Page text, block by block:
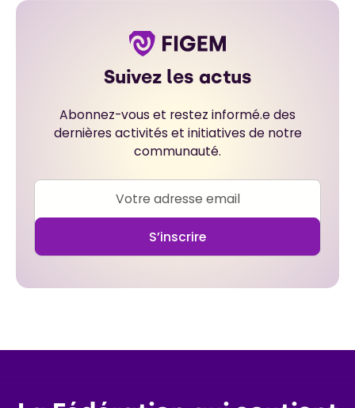
Suivez les actus
Abonnez-vous et restez informé.e des
dernières activités et initiatives de notre
communauté.